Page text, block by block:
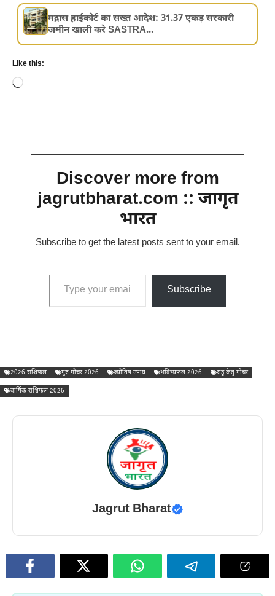
मद्रास हाईकोर्ट का सख्त आदेश: 31.37 एकड़ सरकारी
जमीन खाली करे SASTRA...
Like this:
Loading…
Discover more from
jagrutbharat.com :: जागृत
भारत
Subscribe to get the latest posts sent to your email.
Type your email…
Subscribe
2026 राशिफल गुरु गोचर 2026 ज्योतिष उपाय भविष्यफल 2026 राहु केतु गोचर
वार्षिक राशिफल 2026
Jagrut Bharat